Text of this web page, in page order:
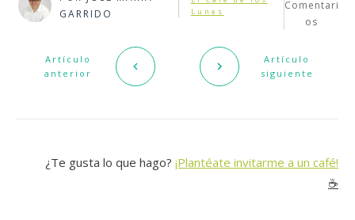
GARRIDO
Lunes
Comentari
os
Artículo
anterior
Artículo
siguiente
¿Te gusta lo que hago? ¡Plantéate invitarme a un café!
☕️